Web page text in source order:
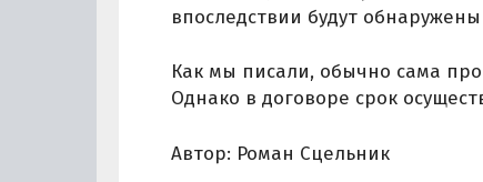
впоследствии будут
Как мы писали, обычно сама
Однако в договоре срок
Автор: Роман Сцельник